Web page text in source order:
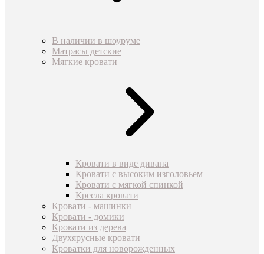
В наличии в шоуруме
Матрасы детские
Мягкие кровати
Кровати в виде дивана
Кровати с высоким изголовьем
Кровати с мягкой спинкой
Кресла кровати
Кровати - машинки
Кровати - домики
Кровати из дерева
Двухярусные кровати
Кроватки для новорожденных